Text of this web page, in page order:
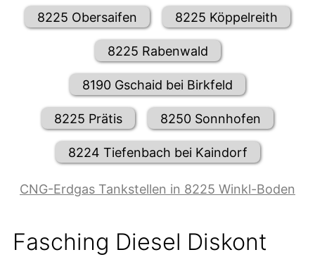
8225 Obersaifen 8225 Köppelreith
8225 Rabenwald
8190 Gschaid bei Birkfeld
8225 Prätis 8250 Sonnhofen
8224 Tiefenbach bei Kaindorf
CNG-Erdgas Tankstellen in 8225 Winkl-Boden
Fasching Diesel Diskont